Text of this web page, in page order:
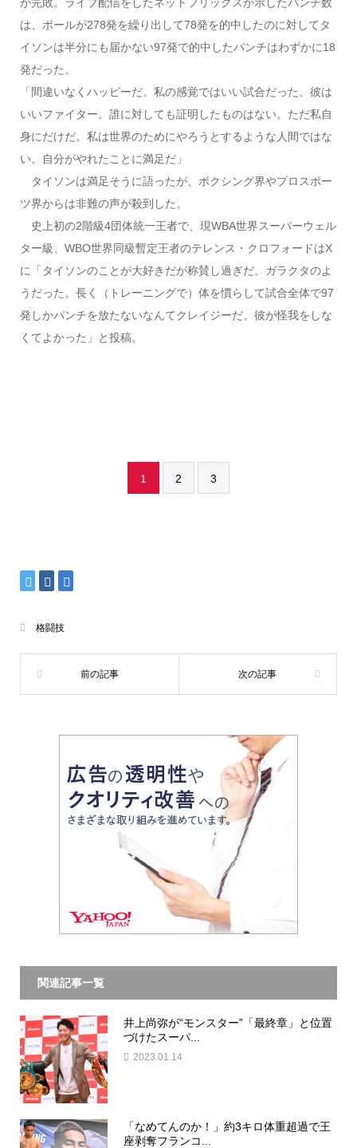
は、ポールが278発を繰り出して78発を的中したのに対してタ
イソンは半分にも届かない97発で的中したパンチはわずかに18
発だった。
「間違いなくハッピーだ。私の感覚ではいい試合だった。彼は
いいファイター。誰に対しても証明したものはない。ただ私自
身にだけだ。私は世界のためにやろうとするような人間ではな
い。自分がやれたことに満足だ」
タイソンは満足そうに語ったが、ボクシング界やプロスポー
ツ界からは非難の声が殺到した。
史上初の2階級4団体統一王者で、現WBA世界スーパーウェル
ター級、WBO世界同級暫定王者のテレンス・クロフォードはX
に「タイソンのことが大好きだが称賛し過ぎだ。ガラクタのよ
うだった。長く（トレーニングで）体を慣らして試合全体で97
発しかパンチを放たないなんてクレイジーだ。彼が怪我をしな
くてよかった」と投稿。
1 2 3
格闘技
関連記事一覧
井上尚弥が“モンスター”「最終章」と位置
づけたスーパ...
2023.01.14
「なめてんのか！」約3キロ体重超過で王
座剥奪フランコ...